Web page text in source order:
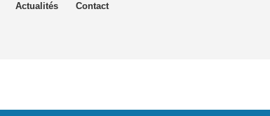
Actualités Contact